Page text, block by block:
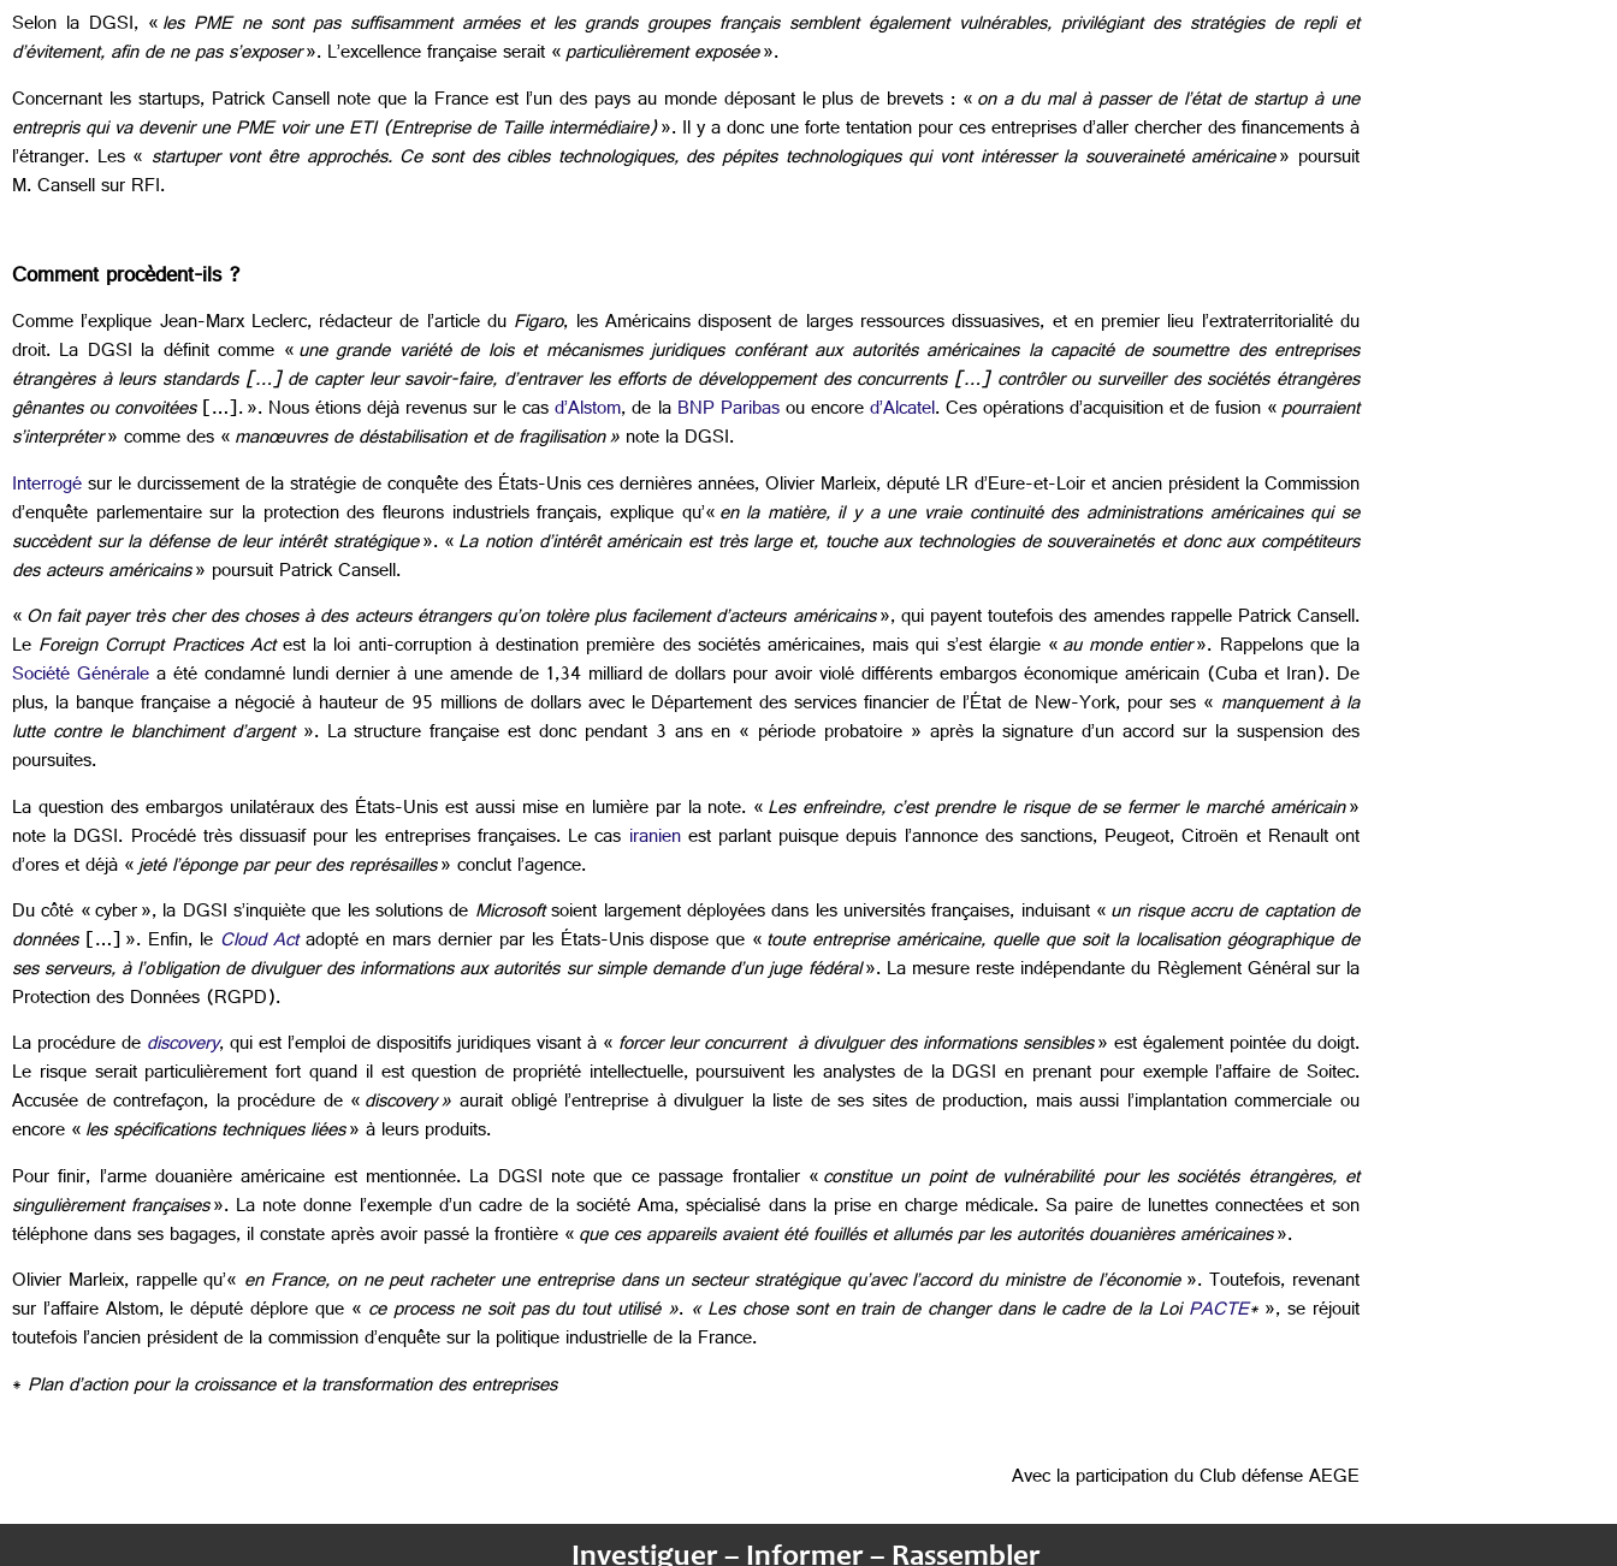
Selon la DGSI, «les PME ne sont pas suffisamment armées et les grands groupes français semblent également vulnérables, privilégiant des stratégies de repli et
d’évitement, afin de ne pas s’exposer». L’excellence française serait «particulièrement exposée».
Concernant les startups, Patrick Cansell note que la France est l’un des pays au monde déposant le plus de brevets : «on a du mal à passer de l’état de startup à une
entrepris qui va devenir une PME voir une ETI (Entreprise de Taille intermédiaire)». Il y a donc une forte tentation pour ces entreprises d’aller chercher des financements à
l’étranger. Les « startuper vont être approchés. Ce sont des cibles technologiques, des pépites technologiques qui vont intéresser la souveraineté américaine» poursuit
M. Cansell sur RFI.
Comment procèdent-ils ?
Comme l’explique Jean-Marx Leclerc, rédacteur de l’article du Figaro, les Américains disposent de larges ressources dissuasives, et en premier lieu l’extraterritorialité du
droit. La DGSI la définit comme «une grande variété de lois et mécanismes juridiques conférant aux autorités américaines la capacité de soumettre des entreprises
étrangères à leurs standards […] de capter leur savoir-faire, d’entraver les efforts de développement des concurrents […] contrôler ou surveiller des sociétés étrangères
gênantes ou convoitées[…]. ». Nous étions déjà revenus sur le casd’Alstom, de laBNP Paribasou encored’Alcatel. Ces opérations d’acquisition et de fusion «pourraient
s’interpréter» comme des «manœuvres de déstabilisation et de fragilisation»note la DGSI.
Interrogésur le durcissement de la stratégie de conquête des États-Unis ces dernières années, Olivier Marleix, député LR d’Eure-et-Loir et ancien président la Commission
d’enquête parlementaire sur la protection des fleurons industriels français, explique qu’«en la matière, il y a une vraie continuité des administrations américaines qui se
succèdent sur la défense de leur intérêt stratégique». «La notion d’intérêt américain est très large et, touche aux technologies de souverainetés et donc aux compétiteurs
des acteurs américains» poursuit Patrick Cansell.
«On fait payer très cher des choses à des acteurs étrangers qu’on tolère plus facilement d’acteurs américains», qui payent toutefois des amendes rappelle Patrick Cansell.
Le Foreign Corrupt Practices Actest la loi anti-corruption à destination première des sociétés américaines, mais qui s’est élargie «au monde entier». Rappelons que la
Société Généralea été condamné lundi dernier à une amende de 1,34 milliard de dollars pour avoir violé différents embargos économique américain (Cuba et Iran). De
plus, la banque française a négocié à hauteur de 95 millions de dollars avec le Département des services financier de l’État de New-York, pour ses « manquement à la
lutte contre le blanchiment d’argent». La structure française est donc pendant 3 ans en « période probatoire » après la signature d’un accord sur la suspension des
poursuites.
La question des embargos unilatéraux des États-Unis est aussi mise en lumière par la note. «Les enfreindre, c’est prendre le risque de se fermer le marché américain»
note la DGSI. Procédé très dissuasif pour les entreprises françaises. Le cas iranienest parlant puisque depuis l’annonce des sanctions, Peugeot, Citroën et Renault ont
d’ores et déjà «jeté l’éponge par peur des représailles» conclut l’agence.
Du côté « cyber », la DGSI s’inquiète que les solutions de Microsoftsoient largement déployées dans les universités françaises, induisant «un risque accru de captation de
données[…] ». Enfin, le Cloud Actadopté en mars dernier par les États-Unis dispose que «toute entreprise américaine, quelle que soit la localisation géographique de
ses serveurs, à l’obligation de divulguer des informations aux autorités sur simple demande d’un juge fédéral». La mesure reste indépendante du Règlement Général sur la
Protection des Données (RGPD).
La procédure dediscovery, qui est l’emploi de dispositifs juridiques visant à «forcer leur concurrent à divulguer des informations sensibles» est également pointée du doigt.
Le risque serait particulièrement fort quand il est question de propriété intellectuelle, poursuivent les analystes de la DGSI en prenant pour exemple l’affaire de Soitec.
Accusée de contrefaçon, la procédure de «discovery» aurait obligé l’entreprise à divulguer la liste de ses sites de production, mais aussi l’implantation commerciale ou
encore «les spécifications techniques liées» à leurs produits.
Pour finir, l’arme douanière américaine est mentionnée. La DGSI note que ce passage frontalier «constitue un point de vulnérabilité pour les sociétés étrangères, et
singulièrement françaises». La note donne l’exemple d’un cadre de la société Ama, spécialisé dans la prise en charge médicale. Sa paire de lunettes connectées et son
téléphone dans ses bagages, il constate après avoir passé la frontière «que ces appareils avaient été fouillés et allumés par les autorités douanières américaines».
Olivier Marleix, rappelle qu’« en France, on ne peut racheter une entreprise dans un secteur stratégique qu’avec l’accord du ministre de l’économie». Toutefois, revenant
sur l’affaire Alstom, le député déplore que « ce process ne soit pas du tout utilisé ».« Les chose sont en train de changer dans le cadre de la LoiPACTE*», se réjouit
toutefois l’ancien président de la commission d’enquête sur la politique industrielle de la France.
* Plan d’action pour la croissance et la transformation des entreprises
Avec la participation du Club défense AEGE
Investiguer – Informer – Rassembler